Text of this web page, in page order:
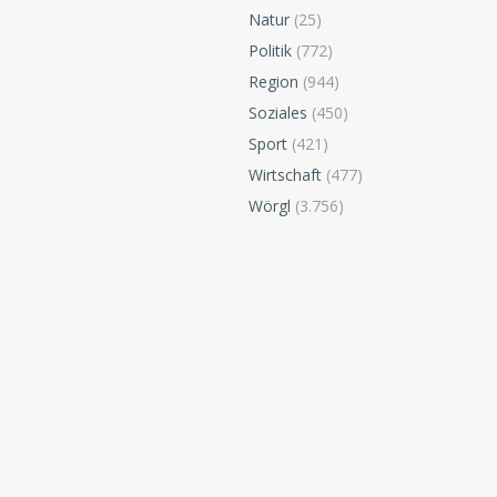
Natur (25)
Politik (772)
Region (944)
Soziales (450)
Sport (421)
Wirtschaft (477)
Wörgl (3.756)